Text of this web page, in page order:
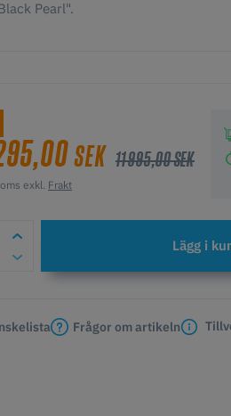
Pearl".
SEK 11 995,00 SEK
exkl. Frakt
Lägg i
Frågor om artikeln